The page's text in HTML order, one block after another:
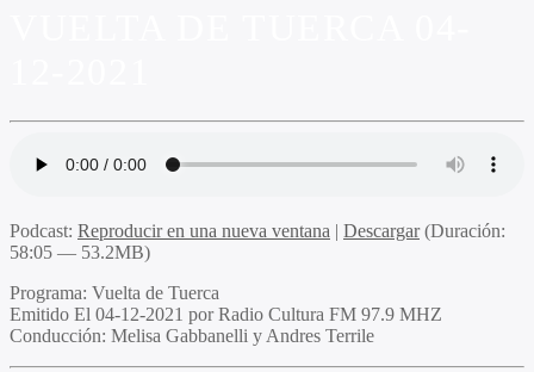
Podcast: Reproducir en una nueva ventana | Descargar(Duración:
58:05 — 53.2MB)
Programa: Vuelta de Tuerca
Emitido El 04-12-2021 por Radio Cultura FM 97.9 MHZ
Conducción: Melisa Gabbanelli y Andres Terrile